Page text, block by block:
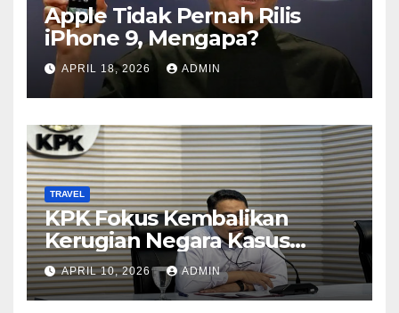
Apple Tidak Pernah Rilis
iPhone 9, Mengapa?
APRIL 18, 2026 ADMIN
TRAVEL
KPK Fokus Kembalikan
Kerugian Negara Kasus
Korupsi Kuota Haji Lewat
Pemeriksaan Travel Agent
APRIL 10, 2026 ADMIN